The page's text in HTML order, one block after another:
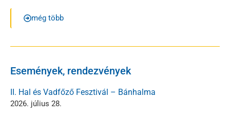
még több
Események, rendezvények
II. Hal és Vadfőző Fesztivál – Bánhalma
2026. július 28.